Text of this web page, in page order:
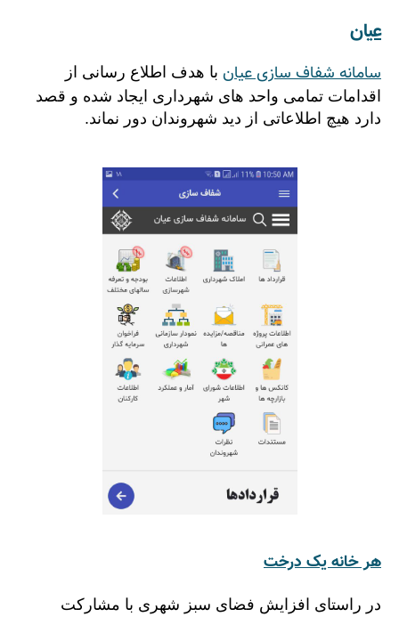
عیان
سامانه شفاف سازی عیان با هدف اطلاع رسانی از
اقدامات تمامی واحد های شهرداری ایجاد شده و قصد
دارد هیچ اطلاعاتی از دید شهروندان دور نماند.
هر خانه یک درخت
در راستای افزایش فضای سبز شهری با مشارکت